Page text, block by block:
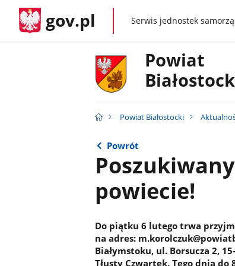
gov.pl gov.plSerwis jednostek
Powiat
Powiat Białostocki
Powrót
powiecie!
Do piątku 6 lutego trwa
na adres:
Białymstoku, ul. Borsucza 2,
Tłusty Czwartek. Tego dnia